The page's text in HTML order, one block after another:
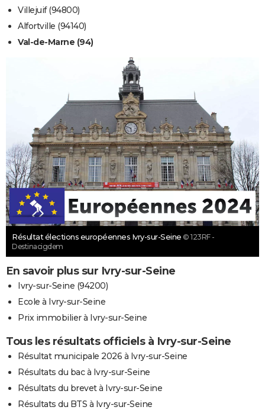
Villejuif (94800)
Alfortville (94140)
Val-de-Marne (94)
Résultat élections européennes Ivry-sur-Seine © 123RF -
Destinacigdem
En savoir plus sur Ivry-sur-Seine
Ivry-sur-Seine (94200)
Ecole à Ivry-sur-Seine
Prix immobilier à Ivry-sur-Seine
Tous les résultats officiels à Ivry-sur-Seine
Résultat municipale 2026 à Ivry-sur-Seine
Résultats du bac à Ivry-sur-Seine
Résultats du brevet à Ivry-sur-Seine
Résultats du BTS à Ivry-sur-Seine